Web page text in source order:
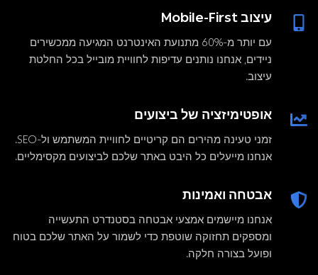
עיצוב Mobile-First
עם יותר מ-60% מתנועת האינטרנט המגיעה ממכשירים
ניידים, אנחנו נותנים עדיפות לחוויית מובייל בכל החלטת
עיצוב.
אופטימיזציה של ביצועים
זמני טעינה מהירים הם קריטיים לחוויית המשתמש ול-SEO.
אנחנו מייעלים כל היבט באתר שלכם לביצועים מקסימליים.
אבטחה ואמינות
אנחנו מיישמים אמצעי אבטחה בסטנדרט התעשייה
ומספקים תחזוקה שוטפת כדי לשמור על האתר שלכם בטוח
ופועל בצורה חלקה.